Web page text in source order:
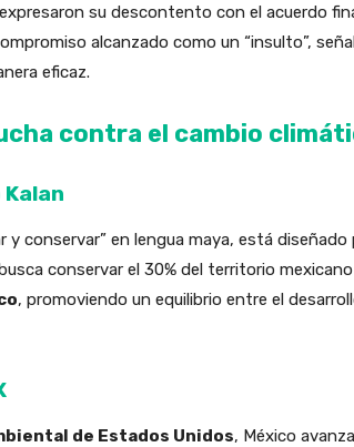
su descontento con el acuerdo
alcanzado como un “insulto”,
eficaz.
contra el cambio
y conservar” en lengua maya, está
conservar el 30% del territorio
, promoviendo un equilibrio entre el
de Estados Unidos, México